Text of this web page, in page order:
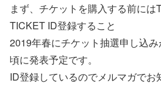
まず、チケットを購入する前に
TICKET ID登録すること
2019年春にチケット抽選申し込
頃に発表予定です。
ID登録しているのでメルマガでお